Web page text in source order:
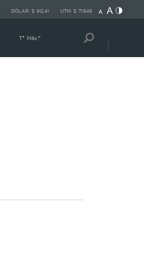
DÓLAR: $ 912,41 UTM: $ 71.649
Tª Máx:º